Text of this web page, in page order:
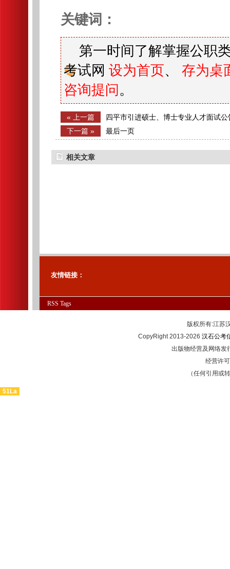
关键词：
第一时间了解掌握公职
考试网 设为首页、 存为桌
咨询提问 。
« 上一篇
四平市引进硕士、博士专业人才面试公
下一篇 »
最后一页
相关文章
友情链接：
RSS Tags
版权所有:江
CopyRight 2013-2026 汉石公考
出版物经营及网络发
经营许
（任何引用或
51La